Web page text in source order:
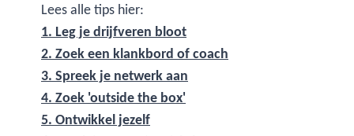
Lees alle tips hier:
1. Leg je drijfveren bloot
2. Zoek een klankbord of coach
3. Spreek je netwerk aan
4. Zoek 'outside the box'
5. Ontwikkel jezelf